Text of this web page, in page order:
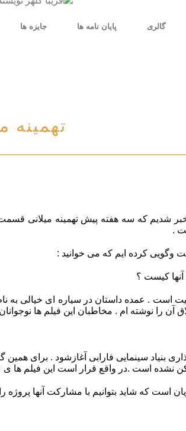
جایزه ها پایان نامه ها گالری
تهمینه
شدیم که سه هفته پیش تهمینه میلانی قسمت
.
وگویی کرده ایم که می خوانید :
کیست ؟
است . عمده داستان در سیاره ای خیالی به
را نوشته ام . مخاطبان این فیلم ها
بنیاد سینمایی فارابی آغازشود . برای
نشده است .در واقع قرار است این فیلم
است که شاید بتوانیم با مشارکت آنها